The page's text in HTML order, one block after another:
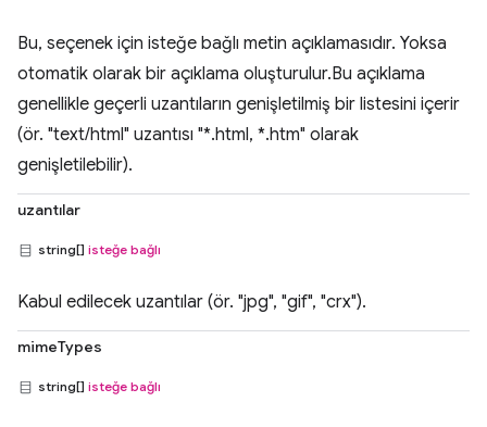
Bu, seçenek için isteğe bağlı metin açıklamasıdır. Yoksa
otomatik olarak bir açıklama oluşturulur.Bu açıklama
genellikle geçerli uzantıların genişletilmiş bir listesini içerir
(ör. "text/html" uzantısı "*.html, *.htm" olarak
genişletilebilir).
uzantılar
string[] isteğe bağlı
Kabul edilecek uzantılar (ör. "jpg", "gif", "crx").
mimeTypes
string[] isteğe bağlı